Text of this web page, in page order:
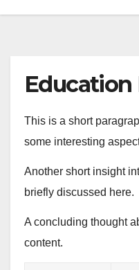
This is a short
some interesting
Another short insight
briefly discussed here.
A concluding thought
content.